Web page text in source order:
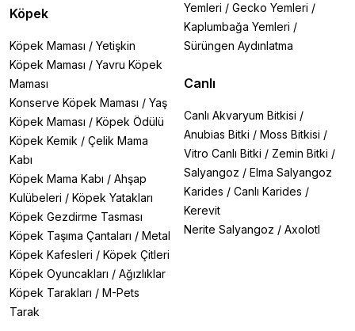
Köpek
Köpek Maması / Yetişkin
Köpek Maması / Yavru Köpek
Maması
Konserve Köpek Maması / Yaş
Köpek Maması / Köpek Ödülü
Köpek Kemik / Çelik Mama
Kabı
Köpek Mama Kabı / Ahşap
Kulübeleri / Köpek Yatakları
Köpek Gezdirme Tasması
Köpek Taşıma Çantaları / Metal
Köpek Kafesleri / Köpek Çitleri
Köpek Oyuncakları / Ağızlıklar
Köpek Tarakları / M-Pets
Tarak
Yemleri / Gecko Yemleri /
Kaplumbağa Yemleri /
Sürüngen Aydınlatma
Canlı
Canlı Akvaryum Bitkisi /
Anubias Bitki / Moss Bitkisi /
Vitro Canlı Bitki / Zemin Bitki /
Salyangoz / Elma Salyangoz
Karides / Canlı Karides /
Kerevit
Nerite Salyangoz / Axolotl